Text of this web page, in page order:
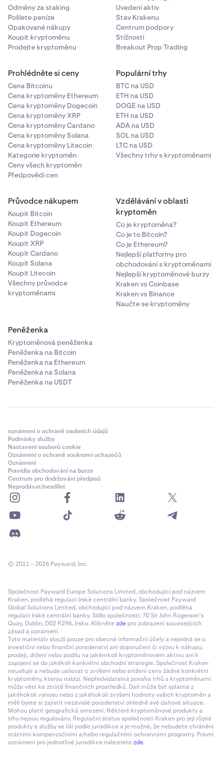
Odměny za staking
Pošlete peníze
Opakované nákupy
Koupit kryptoměnu
Prodejte kryptoměnu
Uvedení aktiv
Stav Krakenu
Centrum podpory
Stížnosti
Breakout Prop Trading
Prohlédněte si ceny
Cena Bitcoinu
Cena kryptoměny Ethereum
Cena kryptoměny Dogecoin
Cena kryptoměny XRP
Cena kryptoměny Cardano
Cena kryptoměny Solana
Cena kryptoměny Litecoin
Kategorie kryptoměn
Ceny všech kryptoměn
Předpovědi cen
Populární trhy
BTC na USD
ETH na USD
DOGE na USD
ETH na USD
ADA na USD
SOL na USD
LTC na USD
Všechny trhy s kryptoměnami
Průvodce nákupem
Koupit Bitcoin
Koupit Ethereum
Koupit Dogecoin
Koupit XRP
Koupit Cardano
Koupit Solana
Koupit Litecoin
Všechny průvodce
kryptoměnami
Vzdělávání v oblasti
kryptoměn
Co je kryptoměna?
Co je to Bitcoin?
Co je Ethereum?
Nejlepší platformy pro
obchodování s kryptoměnami
Nejlepší kryptoměnové burzy
Kraken vs Coinbase
Kraken vs Binance
Naučte se kryptoměny
Peněženka
Kryptoměnová peněženka
Peněženka na Bitcoin
Peněženka na Ethereum
Peněženka na Solana
Peněženka na USDT
oznámení o ochraně osobních údajů
Podmínky služby
Nastavení souborů cookie
Oznámení o ochraně soukromí uchazečů
Oznámení
Pravidla obchodování na burze
Centrum pro dodržování předpisů
Neprodávat/nesdílet
© 2011 – 2026 Payward, Inc.
Společnost Payward Europe Solutions Limited, obchodující pod názvem
Kraken, podléhá regulaci Irské centrální banky. Společnost Payward
Global Solutions Limited, obchodující pod názvem Kraken, podléhá
regulaci Irské centrální banky. Sídlo společnosti: 70 Sir John Rogerson’s
Quay, Dublin, D02 R296, Irsko. Kliknětezde pro zobrazení souvisejících
zásad a oznámení.
Tyto materiály slouží pouze pro obecné informační účely a nejedná se o
investiční nebo finanční poradenství ani doporučení či výzvu k nákupu,
prodeji, držení nebo podílu na jakémkoli kryptoměnovém aktivu ani k
zapojení se do jakékoli konkrétní obchodní strategie. Společnost Kraken
neusiluje a nebude usilovat o zvýšení nebo snížení ceny žádné konkrétní
kryptoměny, kterou nabízí. Nepředvídatelná povaha trhů s kryptoměnami
může vést ke ztrátě finančních prostředků. Daň může být splatná z
jakéhokoli výnosu nebo z jakéhokoli zvýšení hodnoty vašich kryptoměn a
měli byste si zajistit nezávislé poradenství ohledně své daňové situace.
Mohou platit geografická omezení. Některé kryptoměnové produkty a
trhy nejsou regulovány. Regulační status společnosti Kraken pro její různé
produkty a služby se liší podle jurisdikce a je možné, že nebudete chráněni
státními kompenzačními a/nebo regulačními ochrannými programy. Právní
oznámení pro jednotlivé jurisdikce naleznetezde.